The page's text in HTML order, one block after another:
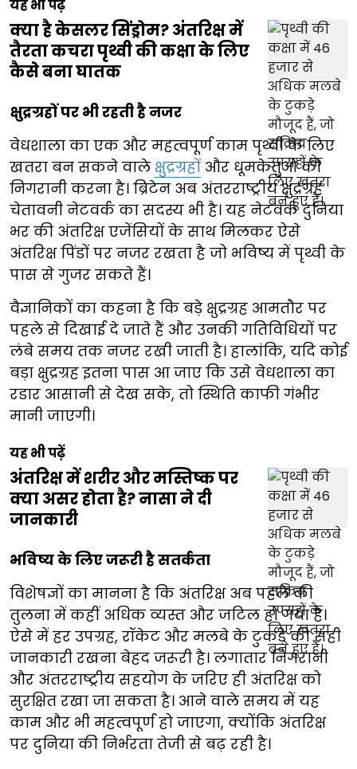
यह भी पढ़ें
क्या है केसलर सिंड्रोम? अंतरिक्ष में
तैरता कचरा पृथ्वी की कक्षा के लिए
कैसे बना घातक
क्षुद्रग्रहों पर भी रहती है नजर
वेधशाला का एक और महत्वपूर्ण काम पृथ्वी के लिए
खतरा बन सकने वाले क्षुद्रग्रहों और धूमकेतुओं की
निगरानी करना है। ब्रिटेन अब अंतरराष्ट्रीय क्षुद्रग्रह
चेतावनी नेटवर्क का सदस्य भी है। यह नेटवर्क दुनिया
भर की अंतरिक्ष एजेंसियों के साथ मिलकर ऐसे
अंतरिक्ष पिंडों पर नजर रखता है जो भविष्य में पृथ्वी के
पास से गुजर सकते हैं।
वैज्ञानिकों का कहना है कि बड़े क्षुद्रग्रह आमतौर पर
पहले से दिखाई दे जाते हैं और उनकी गतिविधियों पर
लंबे समय तक नजर रखी जाती है। हालांकि, यदि कोई
बड़ा क्षुद्रग्रह इतना पास आ जाए कि उसे वेधशाला का
रडार आसानी से देख सके, तो स्थिति काफी गंभीर
मानी जाएगी।
यह भी पढ़ें
अंतरिक्ष में शरीर और मस्तिष्क पर
क्या असर होता है? नासा ने दी
जानकारी
भविष्य के लिए जरूरी है सतर्कता
विशेषज्ञों का मानना है कि अंतरिक्ष अब पहले की
तुलना में कहीं अधिक व्यस्त और जटिल हो गया है।
ऐसे में हर उपग्रह, रॉकेट और मलबे के टुकड़े की सही
जानकारी रखना बेहद जरूरी है। लगातार निगरानी
और अंतरराष्ट्रीय सहयोग के जरिए ही अंतरिक्ष को
सुरक्षित रखा जा सकता है। आने वाले समय में यह
काम और भी महत्वपूर्ण हो जाएगा, क्योंकि अंतरिक्ष
पर दुनिया की निर्भरता तेजी से बढ़ रही है।